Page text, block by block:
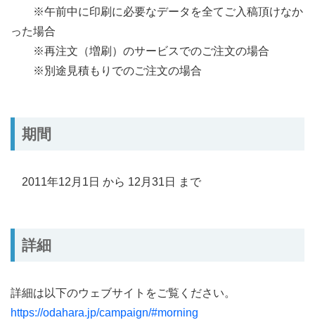
※午前中に印刷に必要なデータを全てご入稿頂けなか
った場合
※再注文（増刷）のサービスでのご注文の場合
※別途見積もりでのご注文の場合
期間
2011年12月1日 から 12月31日 まで
詳細
詳細は以下のウェブサイトをご覧ください。
https://odahara.jp/campaign/#morning